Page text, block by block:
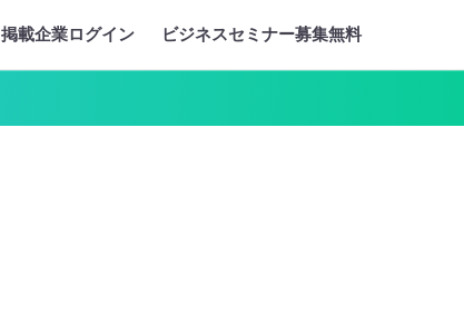
掲載企業ログイン ビジネスセミナー募集無料